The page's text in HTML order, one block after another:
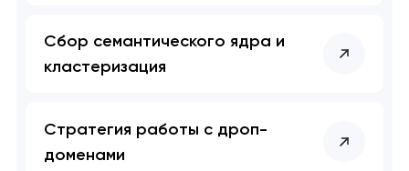
Сбор семантического ядра и
кластеризация
Стратегия работы с дроп-
доменами